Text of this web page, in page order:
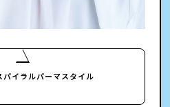
パイラルパーマスタイル